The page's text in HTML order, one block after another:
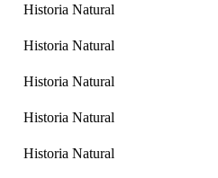
Historia Natural
Historia Natural
Historia Natural
Historia Natural
Historia Natural